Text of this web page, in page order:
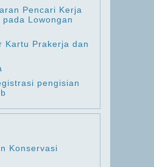
Pencari Kerja
Lowongan
Kartu Prakerja dan
pengisian
Konservasi